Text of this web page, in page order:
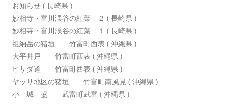
お知らせ ( 長崎県 )
妙相寺・富川渓谷の紅葉 ２ ( 長崎県 )
妙相寺・富川渓谷の紅葉 １ ( 長崎県 )
祖納岳の猪垣 竹富町西表 ( 沖縄県 )
大平井戸 竹富町西表 ( 沖縄県 )
ピサダ道 竹富町西表 ( 沖縄県 )
ヤッサ地区の猪垣 竹富町南風見 ( 沖縄県 )
小 城 盛 武富町武富 ( 沖縄県 )